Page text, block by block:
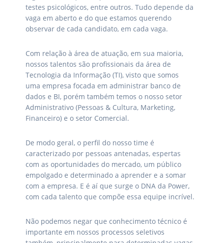
testes psicológicos, entre outros. Tudo depende da
vaga em aberto e do que estamos querendo
observar de cada candidato, em cada vaga.
Com relação à área de atuação, em sua maioria,
nossos talentos são profissionais da área de
Tecnologia da Informação (TI), visto que somos
uma empresa focada em administrar banco de
dados e BI, porém também temos o nosso setor
Administrativo (Pessoas & Cultura, Marketing,
Financeiro) e o setor Comercial.
De modo geral, o perfil do nosso time é
caracterizado por pessoas antenadas, espertas
com as oportunidades do mercado, um público
empolgado e determinado a aprender e a somar
com a empresa. E é aí que surge o DNA da Power,
com cada talento que compõe essa equipe incrível.
Não podemos negar que conhecimento técnico é
importante em nossos processos seletivos